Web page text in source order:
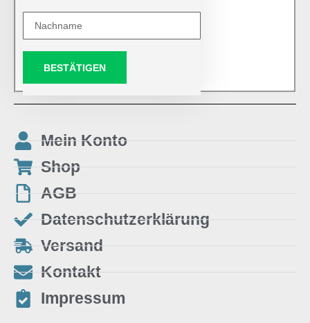
BESTÄTIGEN
Mein Konto
Shop
AGB
Datenschutzerklärung
Versand
Kontakt
Impressum